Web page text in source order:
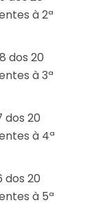
à 2ª
dos 20
à 3ª
dos 20
à 4ª
dos 20
à 5ª